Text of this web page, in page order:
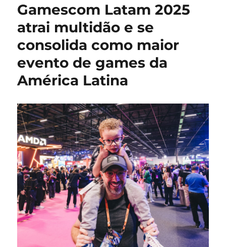
lança
Arknights
Gamescom Latam 2025
atrai multidão e se
consolida como maior
evento de games da
América Latina